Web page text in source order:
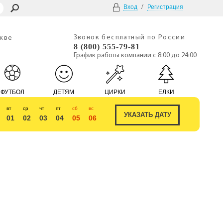
Вход / Регистрация
Звонок бесплатный по России
8 (800) 555-79-81
График работы компании с 8:00 до 24:00
ФУТБОЛ ДЕТЯМ ЦИРКИ ЕЛКИ
вт
01
ср
02
чт
03
пт
04
сб
05
вс
06